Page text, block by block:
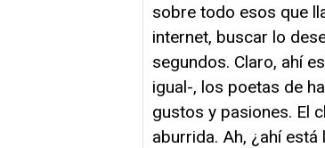
sobre todo esos que
internet, buscar lo
segundos. Claro, ahí
igual-, los poetas de
gustos y pasiones. El
aburrida. Ah, ¿ahí está